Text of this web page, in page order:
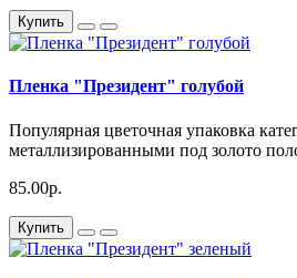
Купить
Пленка "Президент" голубой
Популярная цветочная упаковка
металлизированными под золото
85.00р.
Купить